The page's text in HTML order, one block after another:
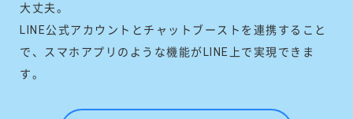
大丈夫。
LINE公式アカウントとチャットブーストを連携すること
で、スマホアプリのような機能がLINE上で実現できま
す。